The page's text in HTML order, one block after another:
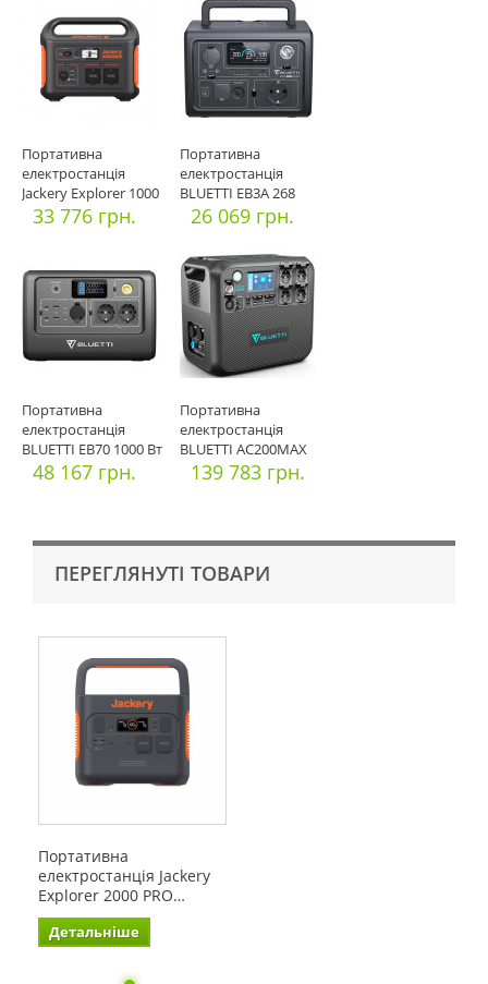
Портативна
електростанція
Jackery Explorer 1000
33 776 грн.
Портативна
електростанція
BLUETTI EB3A 268
Вт*год
26 069 грн.
Портативна
електростанція
BLUETTI EB70 1000 Вт
716 Вт*год
48 167 грн.
Портативна
електростанція
BLUETTI AC200MAX
2200 Вт 2048 Вт*г
139 783 грн.
ПЕРЕГЛЯНУТІ ТОВАРИ
Портативна
електростанція Jackery
Explorer 2000 PRO…
Детальніше